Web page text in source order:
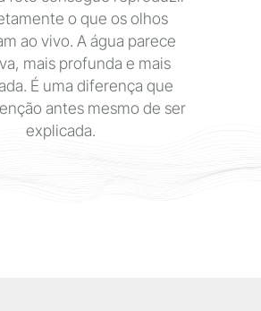
o que os olhos
ao vivo. A água parece
mais profunda e mais
É uma diferença que
antes mesmo de ser
explicada.